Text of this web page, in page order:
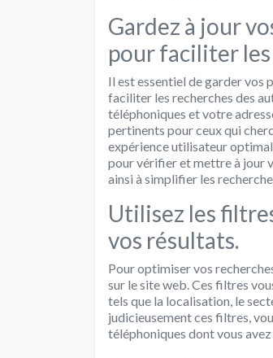
Gardez à jour
pour faciliter
Il est essentiel de garder vos
faciliter les recherches des
téléphoniques et votre
pertinents pour ceux qui
expérience utilisateur
pour vérifier et mettre à jour
ainsi à simplifier les
Utilisez les
vos résultats.
Pour optimiser vos
sur le site web. Ces filtres
tels que la localisation, le
judicieusement ces filtres,
téléphoniques dont vous